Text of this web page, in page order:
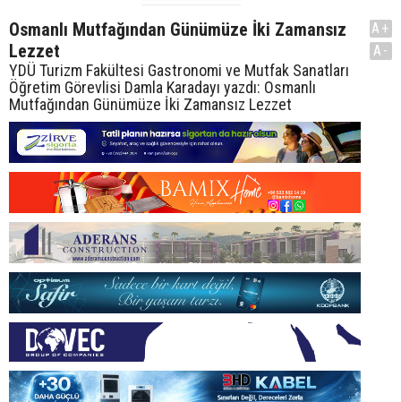
Osmanlı Mutfağından Günümüze İki Zamansız
Lezzet
YDÜ Turizm Fakültesi Gastronomi ve Mutfak Sanatları
Öğretim Görevlisi Damla Karadayı yazdı: Osmanlı
Mutfağından Günümüze İki Zamansız Lezzet
A+
A-